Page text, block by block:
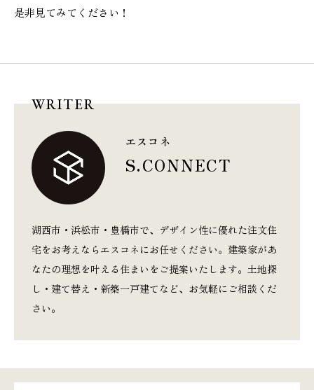
是非見てみてください！
WRITER
エスコネ
S.CONNECT
湖西市・浜松市・豊橋市で、デザイン性に優れた注文住
宅をお考えならエスコネにお任せください。建築家があ
なたの理想を叶える住まいをご提案いたします。土地探
し・建て替え・新築一戸建てなど、お気軽にご相談くだ
さい。